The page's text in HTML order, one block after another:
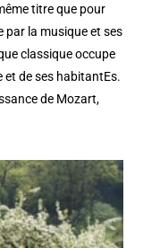
titre que pour
par la musique et ses
classique occupe
et de ses habitantEs.
de Mozart,